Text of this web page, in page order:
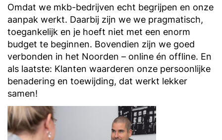
Omdat we mkb-bedrijven echt begrijpen en onze
aanpak werkt. Daarbij zijn we we pragmatisch,
toegankelijk en je hoeft niet met een enorm
budget te beginnen. Bovendien zijn we goed
verbonden in het Noorden – online én offline. En
als laatste: Klanten waarderen onze persoonlijke
benadering en toewijding, dat werkt lekker
samen!